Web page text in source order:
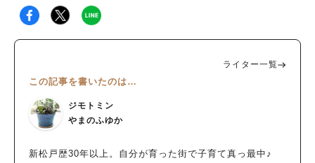
ライター一覧
この記事を書いたのは…
ジモトミン
やまのふゆか
新松戸歴30年以上。自分が育った街で子育て真っ最中♪